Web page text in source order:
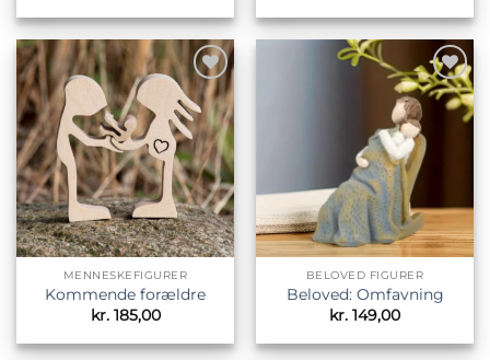
til
kr. 229,00
til
kr.
Tilføj til
ønskeliste
MENNESKEFIGURER
Kommende forældre
kr.185,00
Tilføj til
ønskeliste
BELOVED FIGURER
Beloved: Omfavning
kr. 149,00